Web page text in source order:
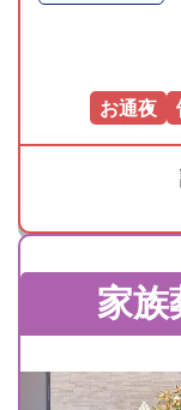
お通夜
家族